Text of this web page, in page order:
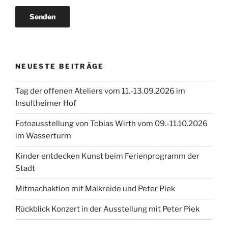
NEUESTE BEITRÄGE
Tag der offenen Ateliers vom 11.-13.09.2026 im
Insultheimer Hof
Fotoausstellung von Tobias Wirth vom 09.-11.10.2026
im Wasserturm
Kinder entdecken Kunst beim Ferienprogramm der
Stadt
Mitmachaktion mit Malkreide und Peter Piek
Rückblick Konzert in der Ausstellung mit Peter Piek